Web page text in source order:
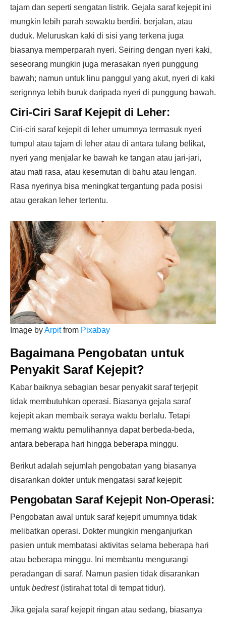
tajam dan seperti sengatan listrik. Gejala saraf kejepit ini
mungkin lebih parah sewaktu berdiri, berjalan, atau
duduk. Meluruskan kaki di sisi yang terkena juga
biasanya memperparah nyeri. Seiring dengan nyeri kaki,
seseorang mungkin juga merasakan nyeri punggung
bawah; namun untuk linu panggul yang akut, nyeri di kaki
serignnya lebih buruk daripada nyeri di punggung bawah.
Ciri-Ciri Saraf Kejepit di Leher:
Ciri-ciri saraf kejepit di leher umumnya termasuk nyeri
tumpul atau tajam di leher atau di antara tulang belikat,
nyeri yang menjalar ke bawah ke tangan atau jari-jari,
atau mati rasa, atau kesemutan di bahu atau lengan.
Rasa nyerinya bisa meningkat tergantung pada posisi
atau gerakan leher tertentu.
Image byArpitfrom Pixabay
Bagaimana Pengobatan untuk
Penyakit Saraf Kejepit?
Kabar baiknya sebagian besar penyakit saraf terjepit
tidak membutuhkan operasi. Biasanya gejala saraf
kejepit akan membaik seraya waktu berlalu. Tetapi
memang waktu pemulihannya dapat berbeda-beda,
antara beberapa hari hingga beberapa minggu.
Berikut adalah sejumlah pengobatan yang biasanya
disarankan dokter untuk mengatasi saraf kejepit:
Pengobatan Saraf Kejepit Non-Operasi:
Pengobatan awal untuk saraf kejepit umumnya tidak
melibatkan operasi. Dokter mungkin menganjurkan
pasien untuk membatasi aktivitas selama beberapa hari
atau beberapa minggu. Ini membantu mengurangi
peradangan di saraf. Namun pasien tidak disarankan
untuk bedrest(istirahat total di tempat tidur).
Jika gejala saraf kejepit ringan atau sedang, biasanya